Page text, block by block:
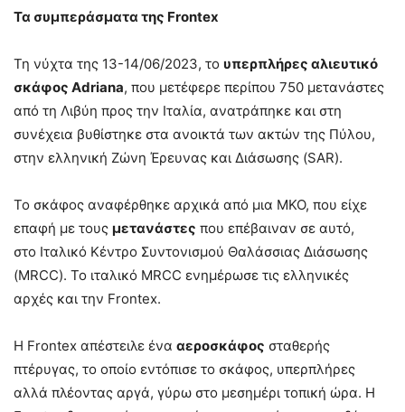
Τα συμπεράσματα της Frontex
Τη νύχτα της 13-14/06/2023, το υπερπλήρες αλιευτικό
σκάφος Adriana, που μετέφερε περίπου 750 μετανάστες
από τη Λιβύη προς την Ιταλία, ανατράπηκε και στη
συνέχεια βυθίστηκε στα ανοικτά των ακτών της Πύλου,
στην ελληνική Ζώνη Έρευνας και Διάσωσης (SAR).
Το σκάφος αναφέρθηκε αρχικά από μια ΜΚΟ, που είχε
επαφή με τους μετανάστες που επέβαιναν σε αυτό,
στο Ιταλικό Κέντρο Συντονισμού Θαλάσσιας Διάσωσης
(MRCC). Το ιταλικό MRCC ενημέρωσε τις ελληνικές
αρχές και την Frontex.
Η Frontex απέστειλε ένα αεροσκάφος σταθερής
πτέρυγας, το οποίο εντόπισε το σκάφος, υπερπλήρες
αλλά πλέοντας αργά, γύρω στο μεσημέρι τοπική ώρα. Η